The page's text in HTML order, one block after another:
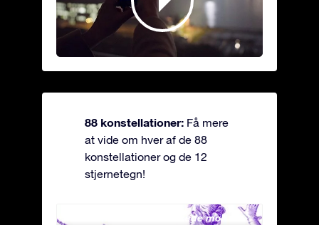
88 konstellationer: Få mere
at vide om hver af de 88
konstellationer og de 12
stjernetegn!
Andromeda - Den lænkede mø